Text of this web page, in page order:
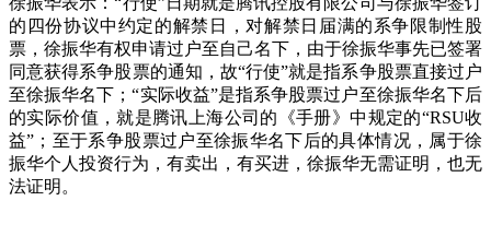
的四份协议中约定的解禁日，对解禁日届满的系争限制性股
票，徐振华有权申请过户至自己名下，由于徐振华事先已签署
同意获得系争股票的通知，故“行使”就是指系争股票直接过户
至徐振华名下；“实际收益”是指系争股票过户至徐振华名下后
的实际价值，就是腾讯上海公司的《手册》中规定的“RSU收
益”；至于系争股票过户至徐振华名下后的具体情况，属于徐
振华个人投资行为，有卖出，有买进，徐振华无需证明，也无
法证明。